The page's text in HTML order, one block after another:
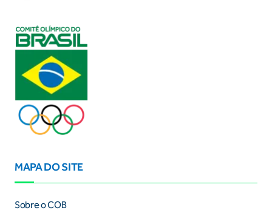
MAPA DO SITE
Sobre o COB